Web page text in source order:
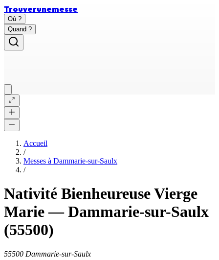
Trouverunemesse
Où ?
Quand ?
Accueil
/
Messes à Dammarie-sur-Saulx
/
Nativité Bienheureuse Vierge
Marie—Dammarie-sur-Saulx
(55500)
55500 Dammarie-sur-Saulx